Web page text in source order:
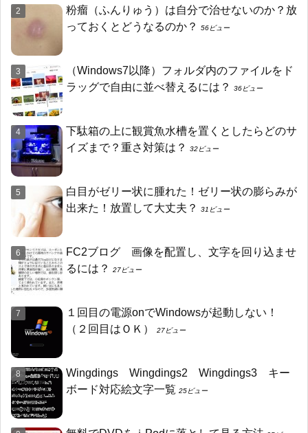
粉瘤（ふんりゅう）は自分で治せないのか？放
っておくとどうなるのか？
56ビュー
（Windows7以降）フォルダ内のファイルをド
ラッグで自由に並べ替えるには？
36ビュー
下駄箱の上に観賞魚水槽を置くとしたらどのサ
イズまで？重さ対策は？
32ビュー
白目がゼリー状に腫れた！ゼリー状の膨らみが
出来た！放置して大丈夫？
31ビュー
FC2ブログ 画像を配置し、文字を回り込ませ
るには？
27ビュー
１回目の電源onでWindowsが起動しない！
（２回目はＯＫ）
27ビュー
Wingdings Wingdings2 Wingdings3 キー
ボード対応絵文字一覧 25ビュー